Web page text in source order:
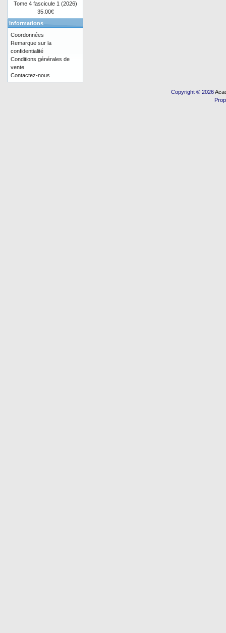
Tome 4 fascicule 1 (2026)
35.00€
Informations
Coordonnées
Remarque sur la
confidentialité
Conditions générales de
vente
Contactez-nous
Copyright © 2026